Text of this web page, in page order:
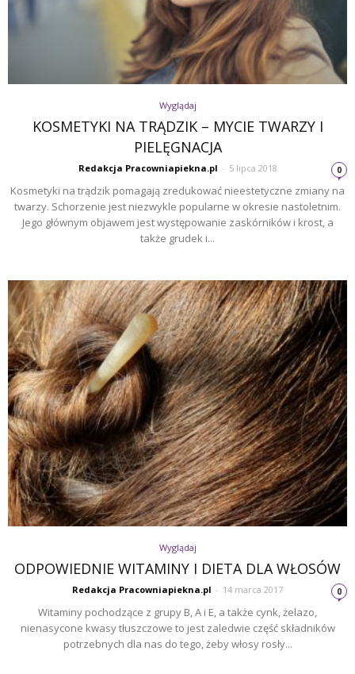
Wyglądaj
KOSMETYKI NA TRĄDZIK – MYCIE TWARZY I
PIELĘGNACJA
Redakcja Pracowniapiekna.pl - 5 lipca 2018 0
Kosmetyki na trądzik pomagają zredukować nieestetyczne zmiany na
twarzy. Schorzenie jest niezwykle popularne w okresie nastoletnim.
Jego głównym objawem jest występowanie zaskórników i krost, a
także grudek i...
Wyglądaj
ODPOWIEDNIE WITAMINY I DIETA DLA WŁOSÓW
Redakcja Pracowniapiekna.pl - 14 marca 2017 0
Witaminy pochodzące z grupy B, A i E, a także cynk, żelazo,
nienasycone kwasy tłuszczowe to jest zaledwie część składników
potrzebnych dla nas do tego, żeby włosy rosły...